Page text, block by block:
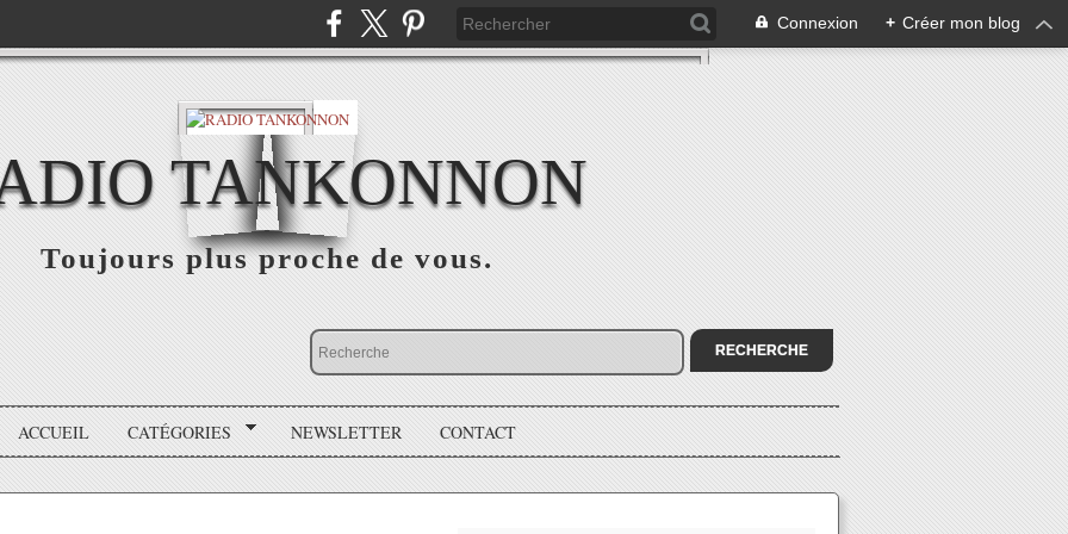
Connexion + Créer mon blog
TANKONNON
Toujours plus proche de vous.
ACCUEIL CATÉGORIES NEWSLETTER CONTACT